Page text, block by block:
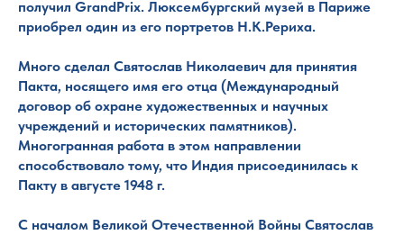
получил GrandPrix. Люксембургский музей в Париже
приобрел один из его портретов Н.К.Рериха.
Много сделал Святослав Николаевич для принятия
Пакта, носящего имя его отца (Международный
договор об охране художественных и научных
учреждений и исторических памятников).
Многогранная работа в этом направлении
способствовало тому, что Индия присоединилась к
Пакту в августе 1948 г.
С началом Великой Отечественной Войны Святослав